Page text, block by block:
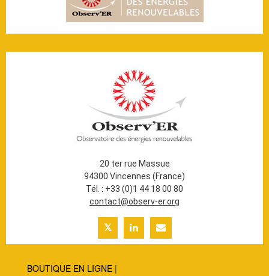
20 ter rue Massue
94300 Vincennes (France)
Tél. : +33 (0)1 44 18 00 80
contact@observ-er.org
BOUTIQUE EN LIGNE